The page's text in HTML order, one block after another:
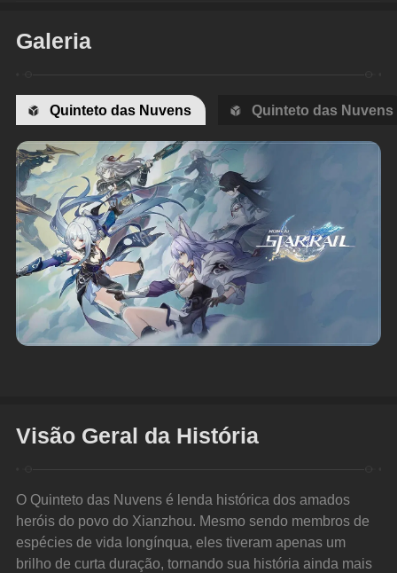
Galeria
Quinteto das Nuvens Quinteto das Nuvens
Visão Geral da História
O Quinteto das Nuvens é lenda histórica dos amados
heróis do povo do Xianzhou. Mesmo sendo membros de
espécies de vida longínqua, eles tiveram apenas um
brilho de curta duração, tornando sua história ainda mais